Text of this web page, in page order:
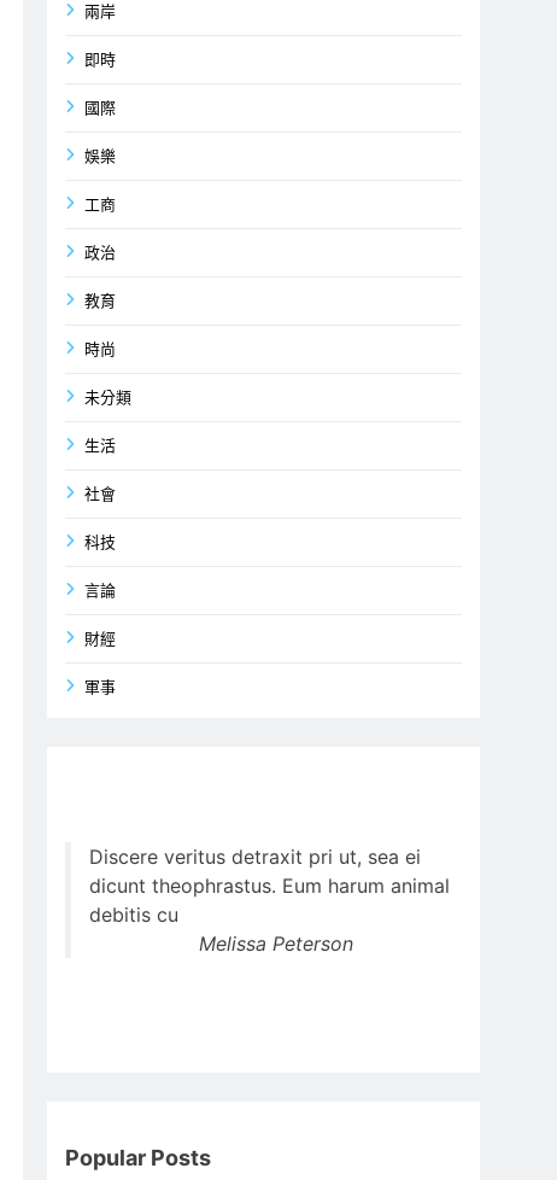
兩岸
即時
國際
娛樂
工商
政治
教育
時尚
未分類
生活
社會
科技
言論
財經
軍事
Discere veritus detraxit pri ut, sea ei
dicunt theophrastus. Eum harum animal
debitis cu
Melissa Peterson
Popular Posts